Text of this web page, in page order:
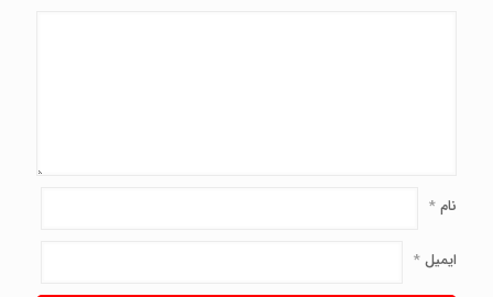
نام*
ایمیل*